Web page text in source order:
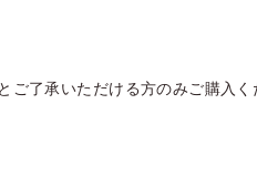
了承いただける方のみご購入く